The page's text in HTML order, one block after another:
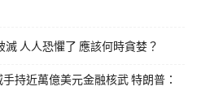
人人恐懼了 應該何時貪婪？
持近萬億美元金融核武 特朗普：